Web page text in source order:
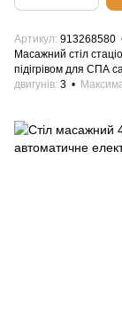
Артикул 913268580
Масажний стіл
підігрівом для СПА
двигунів 3